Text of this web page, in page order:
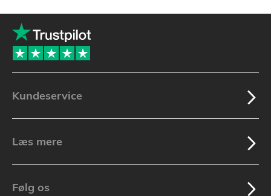
Kundeservice
Læs mere
Følg os